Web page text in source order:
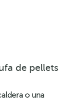
de pellets
o una